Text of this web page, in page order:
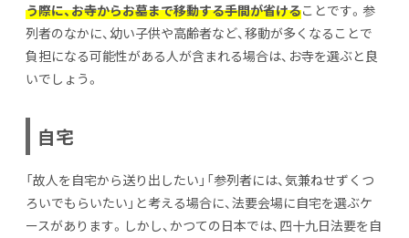
う際に、お寺からお墓まで移動する手間が省けることです。参
列者のなかに、幼い子供や高齢者など、移動が多くなることで
負担になる可能性がある人が含まれる場合は、お寺を選ぶと良
いでしょう。
自宅
「故人を自宅から送り出したい」「参列者には、気兼ねせずくつ
ろいでもらいたい」と考える場合に、法要会場に自宅を選ぶケ
ースがあります。しかし、かつての日本では、四十九日法要を自